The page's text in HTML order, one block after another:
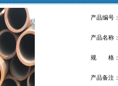
产品编号：
产品名称：
规 格：
产品备注：